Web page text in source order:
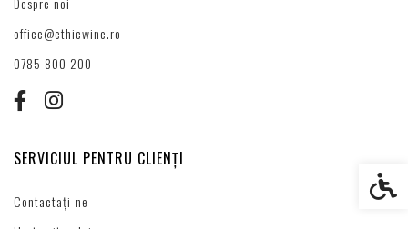
office@ethicwine.ro
0785 800 200
SERVICIUL PENTRU CLIENȚI
Contactați-ne
Setări